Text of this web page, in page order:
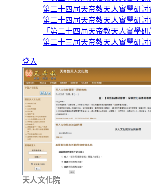
第二十四屆天帝教天人實學研討
第二十四屆天帝教天人實學研討
「第二十四屆天帝教天人實學
第二十三屆天帝教天人實學研討
登入
天人文化院